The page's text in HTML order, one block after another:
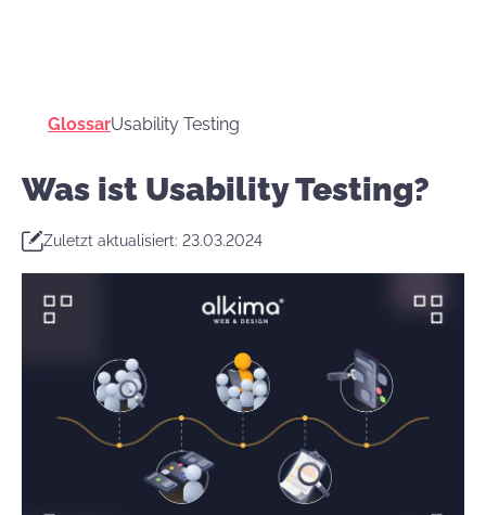
GlossarUsability Testing
Was ist Usability Testing?
Zuletzt aktualisiert: 23.03.2024